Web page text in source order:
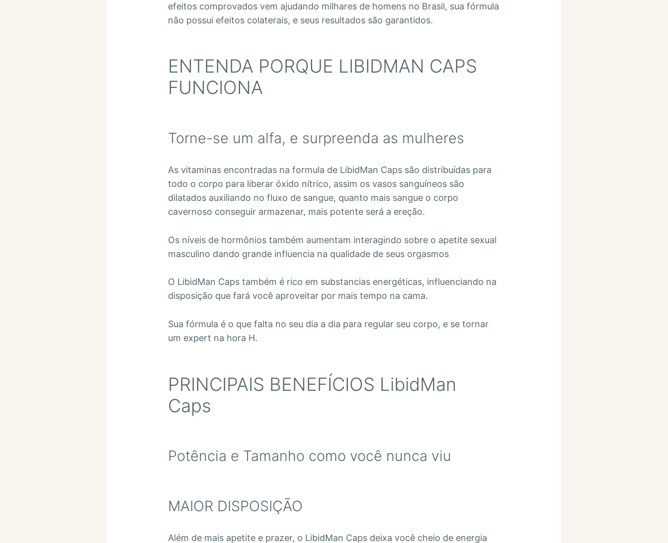
efeitos comprovados vem ajudando milhares de homens no Brasil, sua fórmula
não possui efeitos colaterais, e seus resultados são garantidos.
ENTENDA PORQUE LIBIDMAN CAPS
FUNCIONA
Torne-se um alfa, e surpreenda as mulheres
As vitaminas encontradas na formula de LibidMan Caps são distribuídas para
todo o corpo para liberar óxido nítrico, assim os vasos sanguíneos são
dilatados auxiliando no fluxo de sangue, quanto mais sangue o corpo
cavernoso conseguir armazenar, mais potente será a ereção.
Os níveis de hormônios também aumentam interagindo sobre o apetite sexual
masculino dando grande influencia na qualidade de seus orgasmos
O LibidMan Caps também é rico em substancias energéticas, influenciando na
disposição que fará você aproveitar por mais tempo na cama.
Sua fórmula é o que falta no seu dia a dia para regular seu corpo, e se tornar
um expert na hora H.
PRINCIPAIS BENEFÍCIOS LibidMan
Caps
Potência e Tamanho como você nunca viu
MAIOR DISPOSIÇÃO
Além de mais apetite e prazer, o LibidMan Caps deixa você cheio de energia